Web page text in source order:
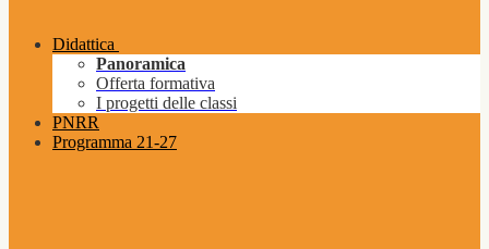
Didattica
Panoramica
Offerta formativa
I progetti delle classi
PNRR
Programma 21-27